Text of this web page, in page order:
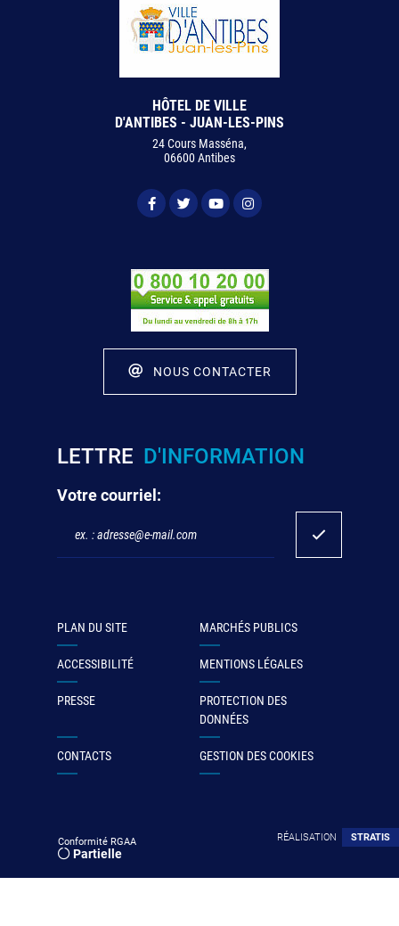
HÔTEL DE VILLE
D'ANTIBES - JUAN-LES-PINS
24 Cours Masséna,
06600 Antibes
NOUS CONTACTER
LETTRE D'INFORMATION
Votre courriel:
PLAN DU SITE MARCHÉS PUBLICS
ACCESSIBILITÉ MENTIONS LÉGALES
PRESSE
PROTECTION DES
DONNÉES
CONTACTS GESTION DES COOKIES
Conformité RGAA
Partielle
RÉALISATION STRATIS